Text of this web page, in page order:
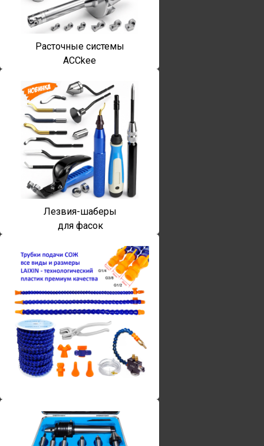
Расточные системы
ACCkee
Лезвия-шаберы
для фасок
Винты torx